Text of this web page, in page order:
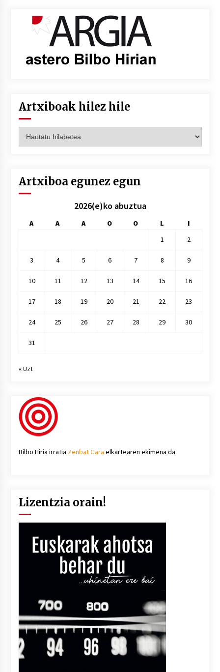
Artxiboak hilez hile
hilez
Artxiboa egunez egun
2026(e)ko abuztua
A A A O O L
I
1
2
3 4 5 6 7 8 9
10 11 12 13 14 15 16
17 18 19 20 21 22 23
24 25 26 27 28 29 30
31
« Uzt
Bilbo Hiria irratia Zenbat Gara elkartearen ekimena da.
Lizentzia orain!